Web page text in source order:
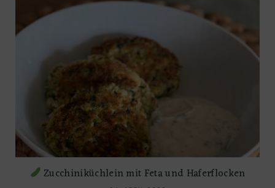
Zucchiniküchlein mit Feta und Haferflocken